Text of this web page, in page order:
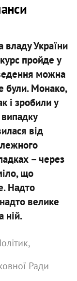
владу України
пройде у
можна
були. Монако,
і зробили у
від
– через
що
Надто
велике
ній.
Ради